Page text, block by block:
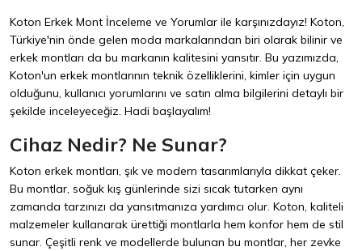
Koton Erkek Mont İnceleme ve Yorumlar ile karşınızdayız! Koton,
Türkiye'nin önde gelen moda markalarından biri olarak bilinir ve
erkek montları da bu markanın kalitesini yansıtır. Bu yazımızda,
Koton'un erkek montlarının teknik özelliklerini, kimler için uygun
olduğunu, kullanıcı yorumlarını ve satın alma bilgilerini detaylı bir
şekilde inceleyeceğiz. Hadi başlayalım!
Cihaz Nedir? Ne Sunar?
Koton erkek montları, şık ve modern tasarımlarıyla dikkat çeker.
Bu montlar, soğuk kış günlerinde sizi sıcak tutarken aynı
zamanda tarzınızı da yansıtmanıza yardımcı olur. Koton, kaliteli
malzemeler kullanarak ürettiği montlarla hem konfor hem de stil
sunar. Çeşitli renk ve modellerde bulunan bu montlar, her zevke